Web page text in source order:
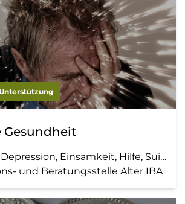
Gesundheit
Einsamkeit, Hilfe, Suizid
und Beratungsstelle Alter IBA